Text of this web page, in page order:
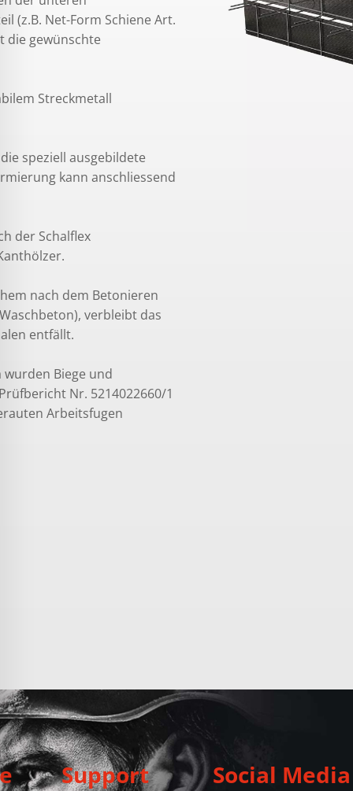
(z.B. Net-Form Schiene Art.
die gewünschte
Streckmetall
speziell ausgebildete
kann anschliessend
der Schalflex
nach dem Betonieren
verbleibt das
entfällt.
Biege und
Nr. 5214022660/1
Arbeitsfugen
Support Social Media